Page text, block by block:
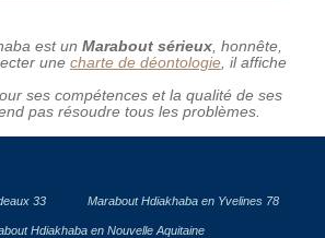
est un Marabout sérieux, honnête,
une charte de déontologie, il affiche
ses compétences et la qualité de ses
pas résoudre tous les problèmes.
33 Marabout Hdiakhaba en Yvelines 78
Hdiakhaba en Nouvelle Aquitaine